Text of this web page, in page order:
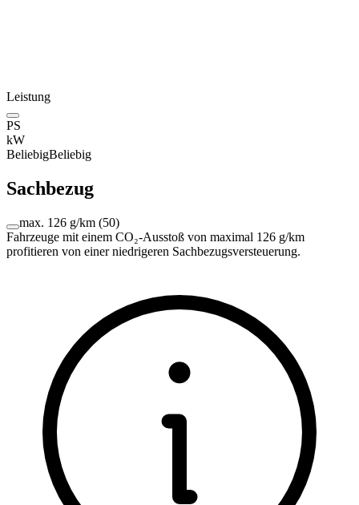
Leistung
PS
kW
BeliebigBeliebig
Sachbezug
max. 126 g/km (50)
Fahrzeuge mit einem CO₂-Ausstoß von maximal 126 g/km
profitieren von einer niedrigeren Sachbezugsversteuerung.